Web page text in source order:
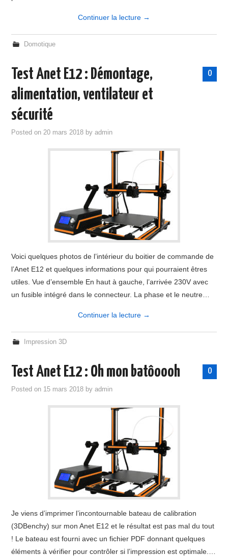
Continuer la lecture →
Domotique
0
Test Anet E12 : Démontage,
alimentation, ventilateur et
sécurité
Posted on20 mars 2018 byadmin
Voici quelques photos de l’intérieur du boitier de commande de
l’Anet E12 et quelques informations pour qui pourraient êtres
utiles. Vue d’ensemble En haut à gauche, l’arrivée 230V avec
un fusible intégré dans le connecteur. La phase et le neutre…
Continuer la lecture →
Impression 3D
0
Test Anet E12 : Oh mon batôoooh
Posted on 15 mars 2018 byadmin
Je viens d’imprimer l’incontournable bateau de calibration
(3DBenchy) sur mon Anet E12 et le résultat est pas mal du tout
! Le bateau est fourni avec un fichier PDF donnant quelques
éléments à vérifier pour contrôler si l’impression est optimale.…